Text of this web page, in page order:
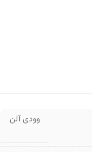
وودی آلن